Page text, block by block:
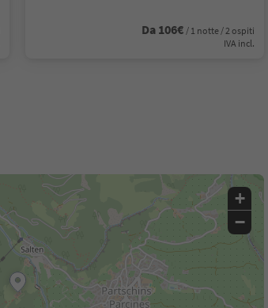
Da 106€ / 1 notte / 2 ospiti
IVA incl.
+
−